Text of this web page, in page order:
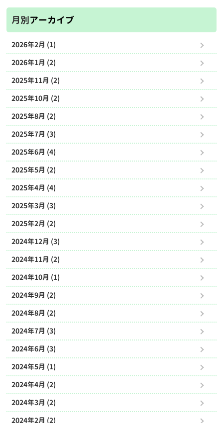
月別アーカイブ
2026年2月 (1)
2026年1月 (2)
2025年11月 (2)
2025年10月 (2)
2025年8月 (2)
2025年7月 (3)
2025年6月 (4)
2025年5月 (2)
2025年4月 (4)
2025年3月 (3)
2025年2月 (2)
2024年12月 (3)
2024年11月 (2)
2024年10月 (1)
2024年9月 (2)
2024年8月 (2)
2024年7月 (3)
2024年6月 (3)
2024年5月 (1)
2024年4月 (2)
2024年3月 (2)
2024年2月 (2)